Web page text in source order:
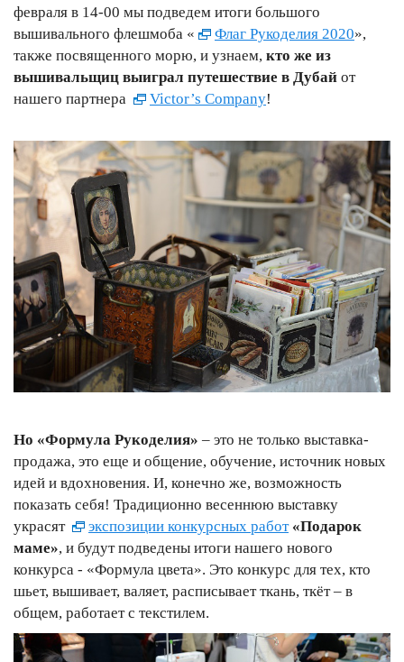
февраля в 14-00 мы подведем итоги большого
вышивального флешмоба «
Флаг Рукоделия 2020»,
также посвященного морю, и узнаем, кто же из
вышивальщиц выиграл путешествие в Дубай от
нашего партнера
Victor’s Company!
Но «Формула Рукоделия» – это не только выставка-
продажа, это еще и общение, обучение, источник новых
идей и вдохновения. И, конечно же, возможность
показать себя! Традиционно весеннюю выставку
украсят
экспозиции конкурсных работ «Подарок
маме», и будут подведены итоги нашего нового
конкурса - «Формула цвета». Это конкурс для тех, кто
шьет, вышивает, валяет, расписывает ткань, ткёт – в
общем, работает с текстилем.